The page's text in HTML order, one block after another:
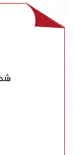
نبوة محمد